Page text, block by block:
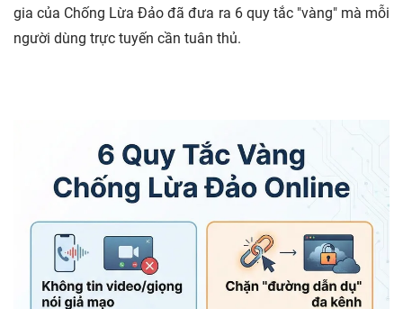
gia của Chống Lừa Đảo đã đưa ra 6 quy tắc "vàng" mà mỗi
người dùng trực tuyến cần tuân thủ.